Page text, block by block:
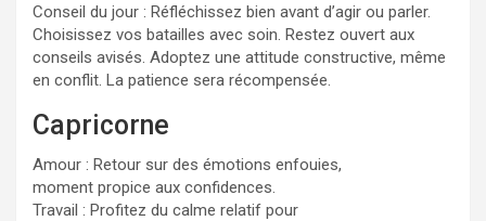
Conseil du jour : Réfléchissez bien avant d’agir ou parler.
Choisissez vos batailles avec soin. Restez ouvert aux
conseils avisés. Adoptez une attitude constructive, même
en conflit. La patience sera récompensée.
Capricorne
Amour : Retour sur des émotions enfouies,
moment propice aux confidences.
Travail : Profitez du calme relatif pour